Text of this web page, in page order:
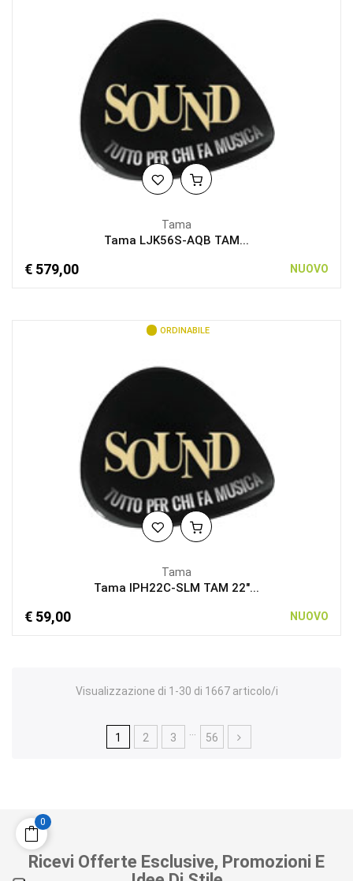
Tama
Tama LJK56S-AQB TAM...
€ 579,00 NUOVO
ORDINABILE
Tama
Tama IPH22C-SLM TAM 22"...
€ 59,00 NUOVO
Visualizzazione di 1-30 di 1667 articolo/i
1 2 3 56
Ricevi Offerte Esclusive, Promozioni E
0